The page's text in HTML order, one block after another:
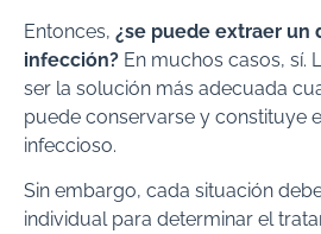
Entonces, ¿se puede extraer un
infección? En muchos casos, sí.
ser la solución más adecuada
puede conservarse y constituye
infeccioso.
Sin embargo, cada situación
individual para determinar el